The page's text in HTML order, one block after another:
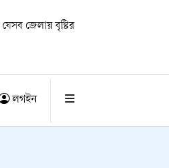
জেলায় বৃষ্টির
লগইন